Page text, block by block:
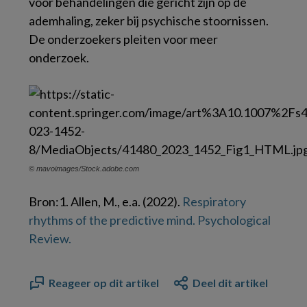
ademhaling, zeker bij psychische stoornissen.
De onderzoekers pleiten voor meer
onderzoek.
© mavoimages/Stock.adobe.com
Bron:1. Allen, M., e.a. (2022). Respiratory
rhythms of the predictive mind. Psychological
Review.
Reageer op dit artikel Deel dit artikel